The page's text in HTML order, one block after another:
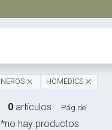
HOMEDICS
*no hay productos
0artículos. Pág de